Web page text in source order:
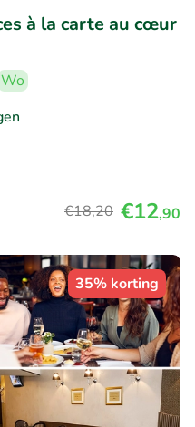
à la carte au cœur
Wo
€18,20 €12,90
35% korting